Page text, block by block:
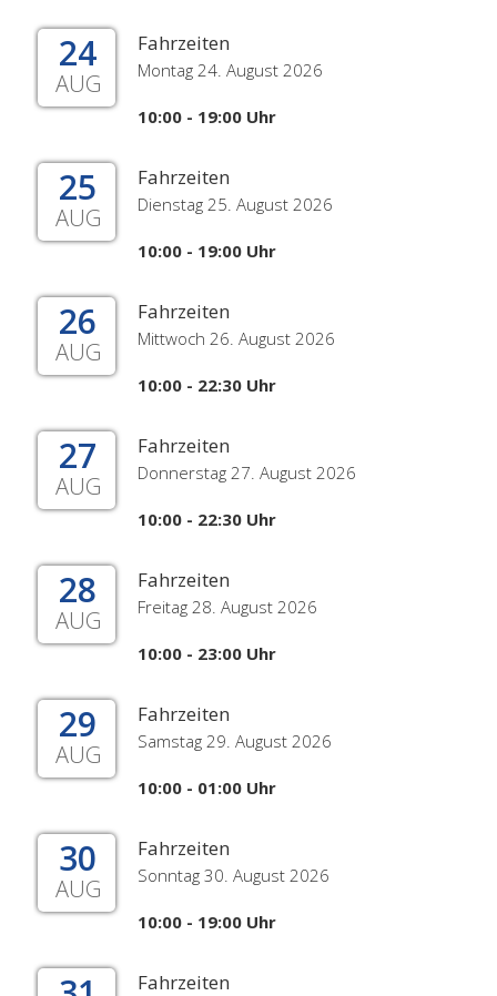
24
AUG
Fahrzeiten
Montag 24. August 2026
10:00 - 19:00 Uhr
25
AUG
Fahrzeiten
Dienstag 25. August 2026
10:00 - 19:00 Uhr
26
AUG
Fahrzeiten
Mittwoch 26. August 2026
10:00 - 22:30 Uhr
27
AUG
Fahrzeiten
Donnerstag 27. August 2026
10:00 - 22:30 Uhr
28
AUG
Fahrzeiten
Freitag 28. August 2026
10:00 - 23:00 Uhr
29
AUG
Fahrzeiten
Samstag 29. August 2026
10:00 - 01:00 Uhr
30
AUG
Fahrzeiten
Sonntag 30. August 2026
10:00 - 19:00 Uhr
Fahrzeiten